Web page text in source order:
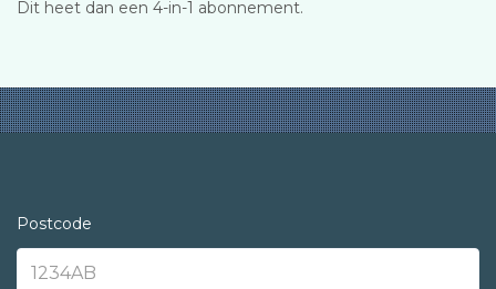
Dit heet dan een 4-in-1 abonnement.
Postcode